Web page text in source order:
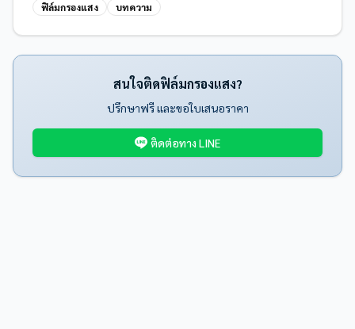
ฟิล์มกรองแสง
บทความ
สนใจติดฟิล์มกรองแสง?
ปรึกษาฟรี และขอใบเสนอราคา
ติดต่อทาง LINE